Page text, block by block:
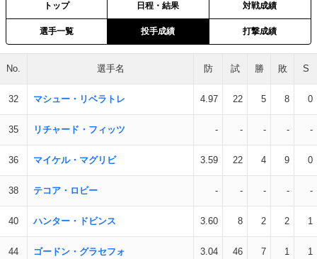
トップ 日程・結果 対戦成績
選手一覧 投手成績 打撃成績
No. 選手名 防 試 勝 敗 S
32 マシュー・リベラトレ 4.97 22 5 8 0
35 リチャード・フィッツ - - - - -
36 マイケル・マグリビ 3.59 22 4 9 0
38 テコア・ロビー - - - - -
40 ハンター・ドビンス 3.60 8 2 2 1
44 ゴードン・グラセフォ 3.04 46 7 1 1